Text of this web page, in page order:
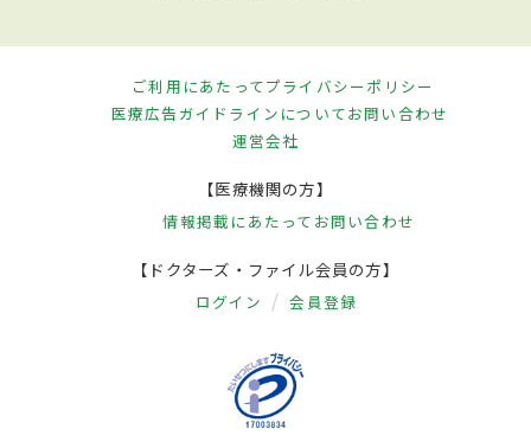
ご利用にあたってプライバシーポリシー
医療広告ガイドラインについてお問い合わせ
運営会社
【医療機関の方】
情報掲載にあたって お問い合わせ
【ドクターズ・ファイル会員の方】
ログイン 会員登録